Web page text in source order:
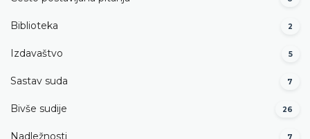
Biblioteka 2
Izdavaštvo 5
Sastav suda 7
Bivše sudije 26